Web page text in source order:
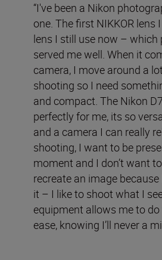
“I've been a Nikon
one. The first NIKKOR lens
lens I still use now – which
served me well. When it
camera, I move around a
shooting so I need
and compact. The Nikon
perfectly for me, its so
and a camera I can really
shooting, I want to be
moment and I don’t want
recreate an image
it – I like to shoot what I
equipment allows me to
ease, knowing I’ll never a